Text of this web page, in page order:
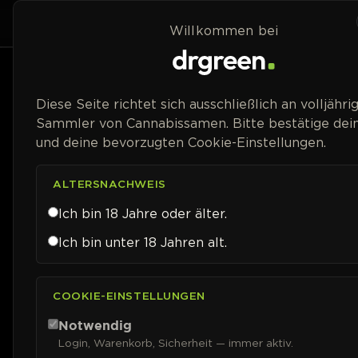
Zum Inhalt springen
Home
Willkommen bei
Diese Seite richtet sich ausschließlich an
Sammler von Cannabissamen. Bitte bestätige
und deine bevorzugten Cookie-Einstellungen.
ALTERSNACHWEIS
Ich bin 18 Jahre oder älter.
Ich bin unter 18 Jahren alt.
COOKIE-EINSTELLUNGEN
Notwendig
Login, Warenkorb, Sicherheit — immer aktiv.